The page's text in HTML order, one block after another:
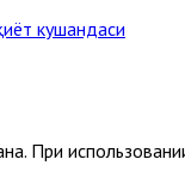
кушандаси
При